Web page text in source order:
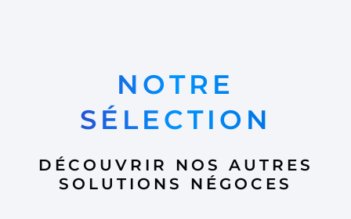
NOTRE
SÉLECTION
DÉCOUVRIR NOS AUTRES
SOLUTIONS NÉGOCES